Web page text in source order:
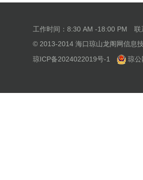
工作时间：8:30 AM -18:00 PM 联
© 2013-2014 海口琼山龙阁网信息
琼ICP备2024022019号-1
琼